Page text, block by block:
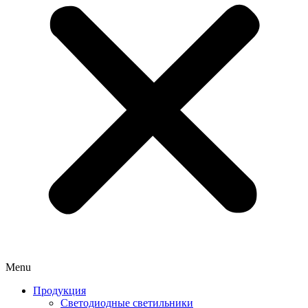
Menu
Продукция
Светодиодные светильники